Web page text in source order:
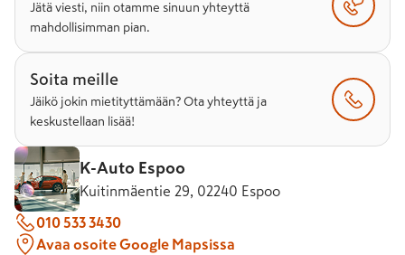
Jätä viesti, niin otamme sinuun yhteyttä
mahdollisimman pian.
Soita meille
Jäikö jokin mietityttämään? Ota yhteyttä ja
keskustellaan lisää!
K-Auto Espoo
Kuitinmäentie 29, 02240 Espoo
010 533 3430
Avaa osoite Google Mapsissa